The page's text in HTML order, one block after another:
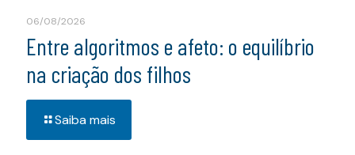
06/08/2026
Entre algoritmos e afeto: o equilíbrio
na criação dos filhos
Saiba mais